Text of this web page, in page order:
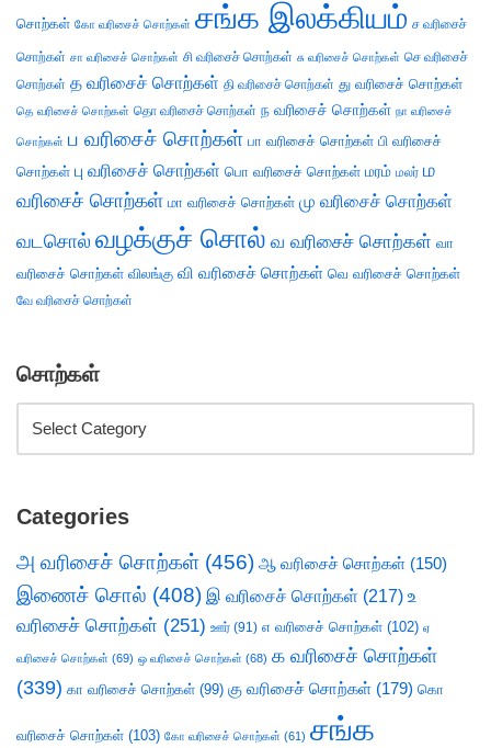
சொற்கள் கோ வரிசைச் சொற்கள் சங்க இலக்கியம் ச வரிசைச்
சொற்கள் சா வரிசைச் சொற்கள் சி வரிசைச் சொற்கள் சு வரிசைச் சொற்கள் செ வரிசைச்
சொற்கள் த வரிசைச் சொற்கள் தி வரிசைச் சொற்கள் து வரிசைச் சொற்கள்
தெ வரிசைச் சொற்கள் தொ வரிசைச் சொற்கள் ந வரிசைச் சொற்கள் நா வரிசைச்
சொற்கள் ப வரிசைச் சொற்கள் பா வரிசைச் சொற்கள் பி வரிசைச்
சொற்கள் பு வரிசைச் சொற்கள் பொ வரிசைச் சொற்கள் மரம் மலர் ம
வரிசைச் சொற்கள் மா வரிசைச் சொற்கள் மு வரிசைச் சொற்கள்
வடசொல் வழக்குச் சொல் வ வரிசைச் சொற்கள் வா
வரிசைச் சொற்கள் விலங்கு வி வரிசைச் சொற்கள் வெ வரிசைச் சொற்கள்
வே வரிசைச் சொற்கள்
சொற்கள்
Categories
அ வரிசைச் சொற்கள் (456) ஆ வரிசைச் சொற்கள் (150)
இணைச் சொல் (408) இ வரிசைச் சொற்கள் (217) உ
வரிசைச் சொற்கள் (251) ஊர் (91) எ வரிசைச் சொற்கள் (102) ஏ
வரிசைச் சொற்கள் (69) ஒ வரிசைச் சொற்கள் (68) க வரிசைச் சொற்கள்
(339) கா வரிசைச் சொற்கள் (99) கு வரிசைச் சொற்கள் (179) கொ
வரிசைச் சொற்கள் (103) கோ வரிசைச் சொற்கள் (61) சங்க